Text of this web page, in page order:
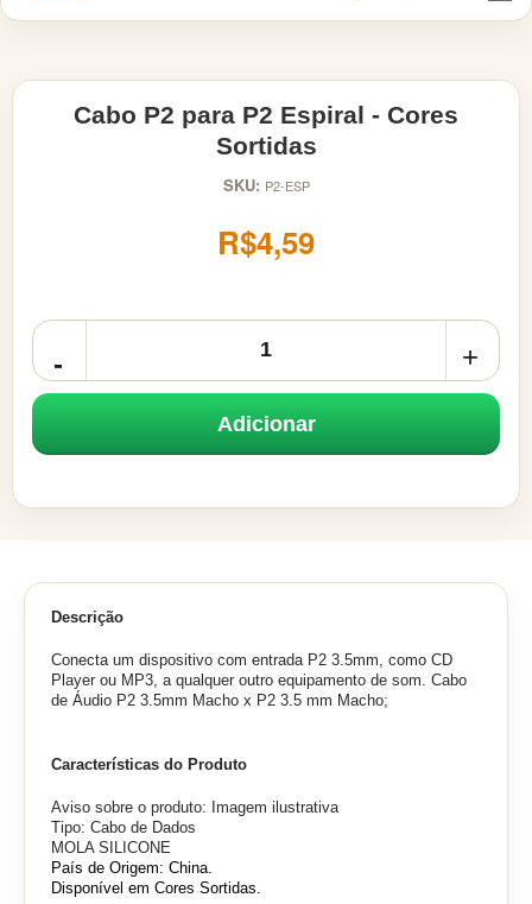
Cabo P2 para P2 Espiral - Cores
Sortidas
SKU: P2-ESP
R$4,59
Adicionar
Descrição
Conecta um dispositivo com entrada P2 3.5mm, como CD
Player ou MP3, a qualquer outro equipamento de som. Cabo
de Áudio P2 3.5mm Macho x P2 3.5 mm Macho;
Características do Produto
Aviso sobre o produto: Imagem ilustrativa
Tipo: Cabo de Dados
MOLA SILICONE
País de Origem: China.
Disponível em Cores Sortidas.